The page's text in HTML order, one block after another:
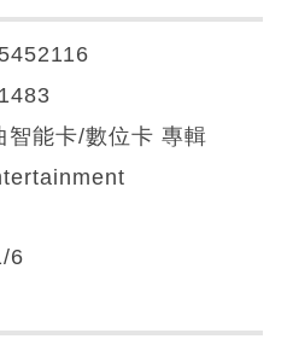
智能卡/數位卡 專輯
6